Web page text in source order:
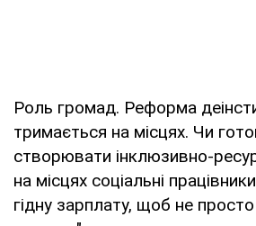
Роль громад. Реформа
тримається на місцях. Чи
створювати інклюзивно-
на місцях соціальні
гідну зарплату, щоб не